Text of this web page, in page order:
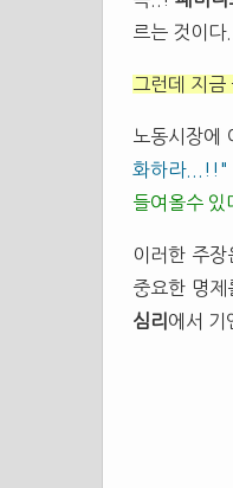
르는 것이
그런데 지금
노동시장에
화하라...!!"
들여올수
이러한 주
중요한 명
심리 에서 기